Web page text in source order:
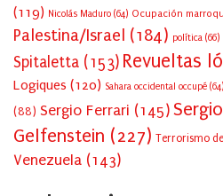
(119) Nicolás Maduro (64) Ocupación
Palestina/Israel (184) política (66)
Spitaletta (153) Revueltas
Logiques (120) Sahara occidental occupé (64)
(88) Sergio Ferrari (145)
Gelfenstein (227) Terrorismo
Venezuela (143)